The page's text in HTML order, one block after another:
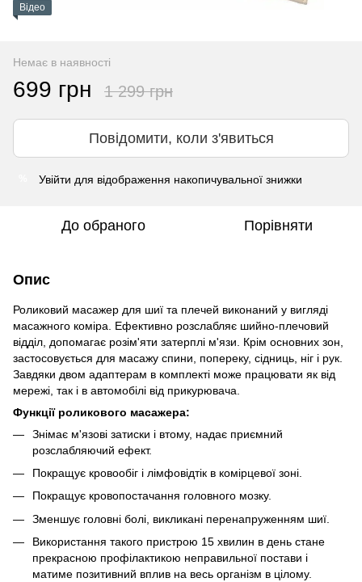
Відео
Немає в наявності
699 грн 1 299 грн
Повідомити, коли з'явиться
Увійти для відображення накопичувальної знижки
До обраного Порівняти
Опис
Роликовий масажер для шиї та плечей виконаний у вигляді
масажного коміра. Ефективно розслабляє шийно-плечовий
відділ, допомагає розім'яти затерплі м'язи. Крім основних зон,
застосовується для масажу спини, попереку, сідниць, ніг і рук.
Завдяки двом адаптерам в комплекті може працювати як від
мережі, так і в автомобілі від прикурювача.
Функції роликового масажера:
Знімає м'язові затиски і втому, надає приємний
розслабляючий ефект.
Покращує кровообіг і лімфовідтік в комірцевої зоні.
Покращує кровопостачання головного мозку.
Зменшує головні болі, викликані перенапруженням шиї.
Використання такого пристрою 15 хвилин в день стане
прекрасною профілактикою неправильної постави і
матиме позитивний вплив на весь організм в цілому.